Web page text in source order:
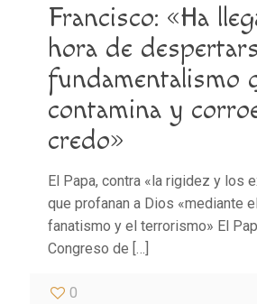
Francisco: «Ha
hora de
fundamentalismo
contamina y
credo»
El Papa, contra «la rigidez y los
que profanan a Dios «mediante
fanatismo y el terrorismo» El
Congreso de […]
0